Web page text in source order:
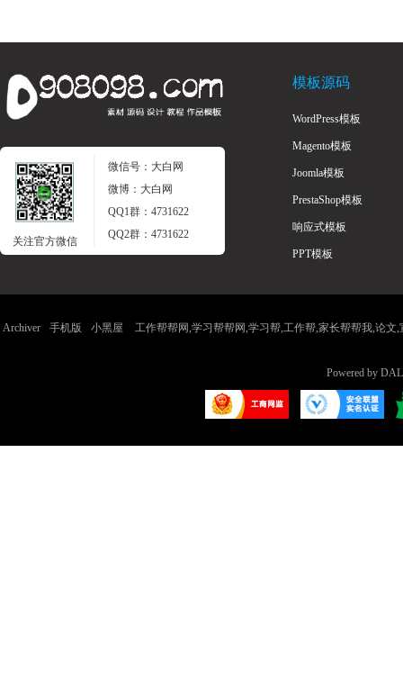
关注官方微信
微信号：大白网
微博：大白网
QQ1群：4731622
QQ2群：4731622
模板源码
WordPress模板
Magento模板
Joomla模板
PrestaShop模板
响应式模板
PPT模板
Archiver 手机版 小黑屋 工作帮帮网,学习帮帮网,学习帮,工作帮,家长帮帮我,论
Powered by